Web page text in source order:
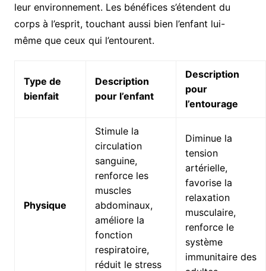
leur environnement. Les bénéfices s’étendent du
corps à l’esprit, touchant aussi bien l’enfant lui-
même que ceux qui l’entourent.
Type de
bienfait
Description
pour l’enfant
Description
pour
l’entourage
Physique
Stimule la
circulation
sanguine,
renforce les
muscles
abdominaux,
améliore la
fonction
respiratoire,
réduit le stress
Diminue la
tension
artérielle,
favorise la
relaxation
musculaire,
renforce le
système
immunitaire des